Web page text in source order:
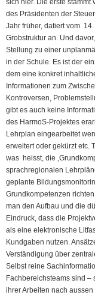
des Präsidenten der
Jahr früher, datiert vom
Grobstruktur an. Und
Stellung zu einer
in der Schule. Es ist der
dem eine konkret
Informationen zum
Kontroversen,
gibt es auch keine
des HarmoS-Projektes
Lehrplan eingearbeitet
erweitert oder gekürzt etc.
was heisst, die
sprachregionalen
geplante
Grundkompetenzen
man den Aufbau und die
Eindruck, dass die
als eine elektronische
Kundgaben nutzen.
Verständigung über
Selbst reine
Fachbereichsteams sind –
ihrer Arbeiten nach aussen